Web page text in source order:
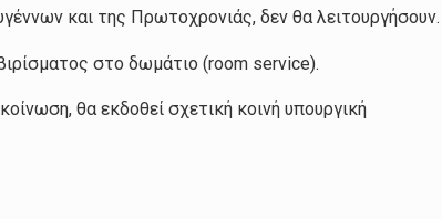
και της Πρωτοχρονιάς, δεν θα λειτουργήσουν.
στο δωμάτιο (room service).
θα εκδοθεί σχετική κοινή υπουργική